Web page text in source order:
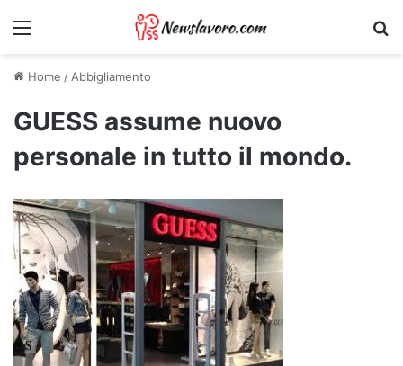
Menu
Home /Abbigliamento
GUESS assume nuovo
personale in tutto il mondo.